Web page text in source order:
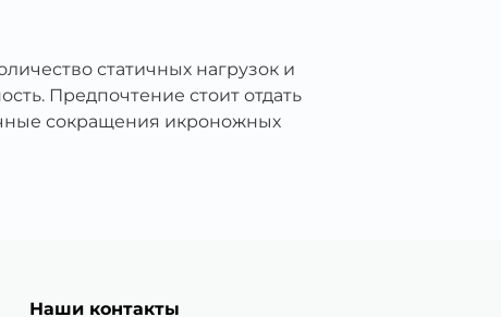
статичных нагрузок и
Предпочтение стоит отдать
сокращения икроножных
Наши контакты